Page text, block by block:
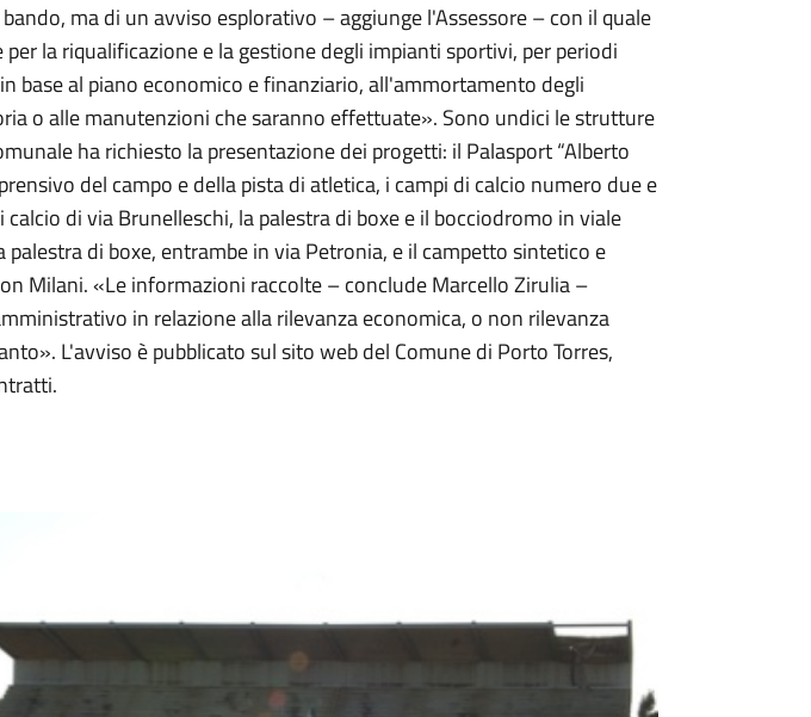
ma di un avviso esplorativo – aggiunge l'Assessore – con il quale
la riqualificazione e la gestione degli impianti sportivi, per periodi
base al piano economico e finanziario, all'ammortamento degli
o alle manutenzioni che saranno effettuate». Sono undici le strutture
ha richiesto la presentazione dei progetti: il Palasport “Alberto
del campo e della pista di atletica, i campi di calcio numero due e
di via Brunelleschi, la palestra di boxe e il bocciodromo in viale
palestra di boxe, entrambe in via Petronia, e il campetto sintetico e
Milani. «Le informazioni raccolte – conclude Marcello Zirulia –
in relazione alla rilevanza economica, o non rilevanza
L'avviso è pubblicato sul sito web del Comune di Porto Torres,